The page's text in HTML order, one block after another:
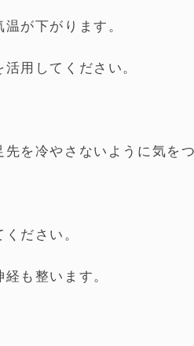
が下がります。
用してください。
を冷やさないように気を
ださい。
も整います。